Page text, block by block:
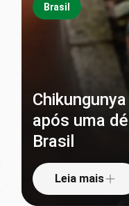
Brasil
após uma
Brasil
Leia mais